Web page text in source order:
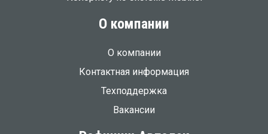
О компании
О компании
Контактная информация
Техподдержка
Вакансии